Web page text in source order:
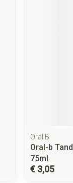
Oral B
Oral-b
75ml
€ 3,05